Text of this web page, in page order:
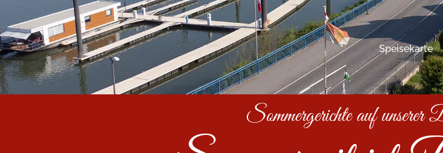
Speisekarte
Sommergerichte auf unserer